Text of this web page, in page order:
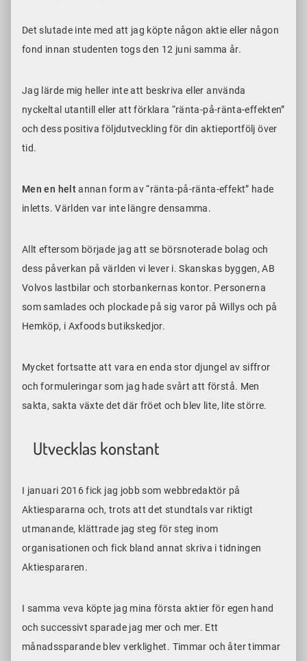
Det slutade inte med att jag köpte någon aktie eller någon
fond innan studenten togs den 12 juni samma år.
Jag lärde mig heller inte att beskriva eller använda
nyckeltal utantill eller att förklara “ränta-på-ränta-effekten”
och dess positiva följdutveckling för din aktieportfölj över
tid.
Men en heltannan form av “ränta-på-ränta-effekt” hade
inletts. Världen var inte längre densamma.
Allt eftersom började jag att se börsnoterade bolag och
dess påverkan på världen vi lever i. Skanskas byggen, AB
Volvos lastbilar och storbankernas kontor. Personerna
som samlades och plockade på sig varor på Willys och på
Hemköp, i Axfoods butikskedjor.
Mycket fortsatte att vara en enda stor djungel av siffror
och formuleringar som jag hade svårt att förstå. Men
sakta, sakta växte det där fröet och blev lite, lite större.
Utvecklas konstant
I januari 2016 fick jag jobb som webbredaktör på
Aktiespararna och, trots att det stundtals var riktigt
utmanande, klättrade jag steg för steg inom
organisationen och fick bland annat skriva i tidningen
Aktiespararen.
I samma veva köpte jag mina första aktier för egen hand
och successivt sparade jag mer och mer. Ett
månadssparande blev verklighet. Timmar och åter timmar